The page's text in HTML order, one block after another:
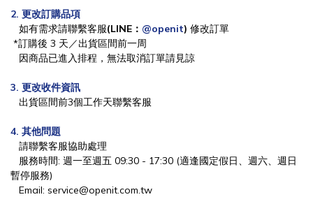
2. 更改訂購品項
如有需求請聯繫客服(LINE： @openit) 修改訂單
*訂購後 3 天／出貨區間前一周
因商品已進入排程，無法取消訂單請見諒
3. 更改收件資訊
出貨區間前3個工作天聯繫客服
4. 其他問題
請聯繫客服協助處理
服務時間: 週一至週五 09:30 - 17:30 (適逢國定假日、週六、週日
暫停服務)
Email: service@openit.com.tw